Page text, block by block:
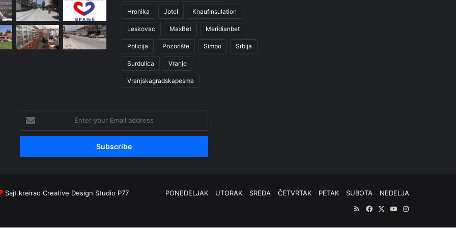
Hronika Jotel KnaufInsulation
Leskovac MaxBet Meridianbet
Policija Pozorište Simpo Srbija
Surdulica Vranje
Vranjskagradskapesma
your
Email
Sajt kreirao Creative Design Studio P77 PONEDELJAK UTORAK SREDA ČETVRTAK PETAK SUBOTA
NEDELJA
RSSFacebook
X YouTubeInstagram